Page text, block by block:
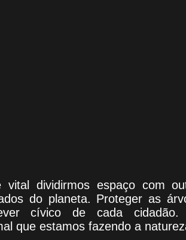
vital dividirmos espaço com
do planeta. Proteger as
cívico de cada cidadão.
que estamos fazendo a